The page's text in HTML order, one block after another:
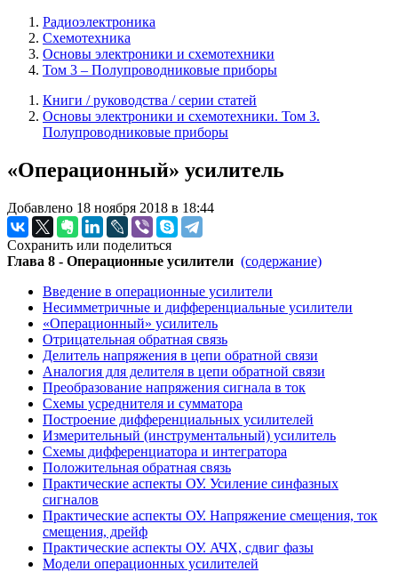
Радиоэлектроника
Схемотехника
Основы электроники и схемотехники
Том 3 – Полупроводниковые приборы
Книги / руководства / серии статей
Основы электроники и схемотехники. Том 3.
Полупроводниковые приборы
«Операционный» усилитель
Добавлено 18 ноября 2018 в 18:44
Сохранить или поделиться
Глава 8 - Операционные усилители (содержание)
Введение в операционные усилители
Несимметричные и дифференциальные усилители
«Операционный» усилитель
Отрицательная обратная связь
Делитель напряжения в цепи обратной связи
Аналогия для делителя в цепи обратной связи
Преобразование напряжения сигнала в ток
Схемы усреднителя и сумматора
Построение дифференциальных усилителей
Измерительный (инструментальный) усилитель
Схемы дифференциатора и интегратора
Положительная обратная связь
Практические аспекты ОУ. Усиление синфазных
сигналов
Практические аспекты ОУ. Напряжение смещения, ток
смещения, дрейф
Практические аспекты ОУ. АЧХ, сдвиг фазы
Модели операционных усилителей